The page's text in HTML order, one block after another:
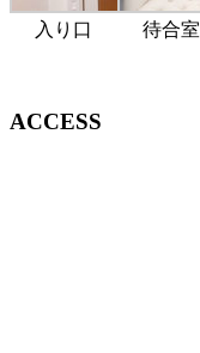
入り口 待合室
ACCESS